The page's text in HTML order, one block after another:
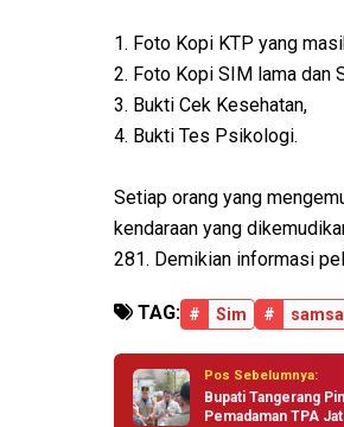
1. Foto Kopi KTP yang
2. Foto Kopi SIM lama dan
3. Bukti Cek Kesehatan,
4. Bukti Tes Psikologi.
Setiap orang yang
kendaraan yang
281. Demikian informasi
TAG: # Sim #
Pos Sebelumnya:
Bupati Tangerang
Pemadaman TPA